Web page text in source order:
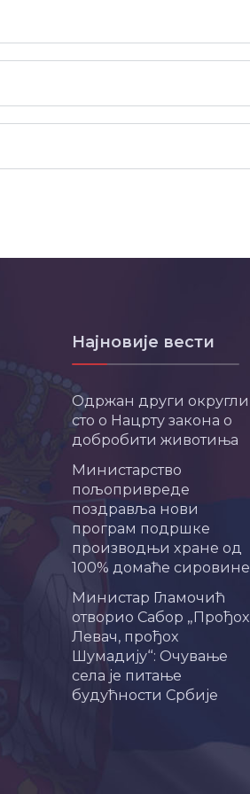
Најновије вести
Одржан други округли
сто о Нацрту закона о
добробити животиња
Министарство
пољопривреде
поздравља нови
програм подршке
производњи хране од
100% домаће сировине
Министар Гламочић
отворио Сабор „Прођох
Левач, прођох
Шумадију“: Очување
села је питање
будућности Србије